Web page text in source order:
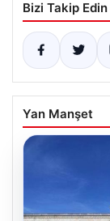
Bizi Takip Edin
Yan Manşet